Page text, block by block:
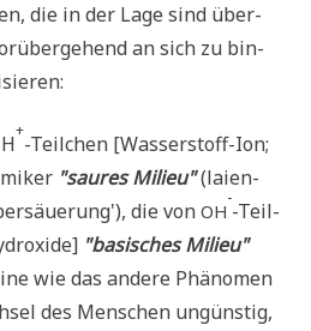
die in der Lage sind über­
an sich zu bin­
+
-Teil­chen [Was­ser­stoff-Ion;
"sau­res Milieu"(lai­en­
die vonOH
-
-Teil­
"basi­sches Milieu"
wie das ande­re Phä­no­men
des Men­schen ungün­stig,